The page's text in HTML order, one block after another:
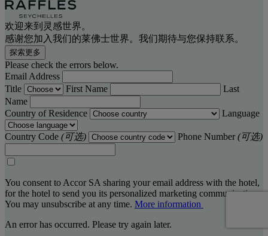
欢迎来到灵感世界。
感谢您加入我们的莱佛士世界。我们期待与您保持联系。
探索更多
Please check the errors below.
Email Address
Title
First Name
Last
Name
Country of Residence
Language
Country Code (可选) Phone Number (可选)
You consent to Accor SA sharing your email address with the hotel,
for the hotel to send you its personalized marketing communications.
You may unsubscribe at any time. More information
An error has occurred. Please try again later.